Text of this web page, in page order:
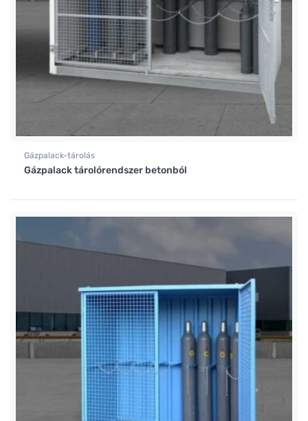
Gázpalack-tárolás
Gázpalack tárolórendszer betonból